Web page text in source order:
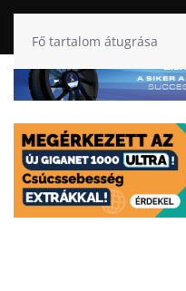
Fő tartalom átugrása